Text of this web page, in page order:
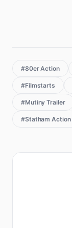
#80er Action
#Filmstarts
#Mutiny Trailer
#Statham Action